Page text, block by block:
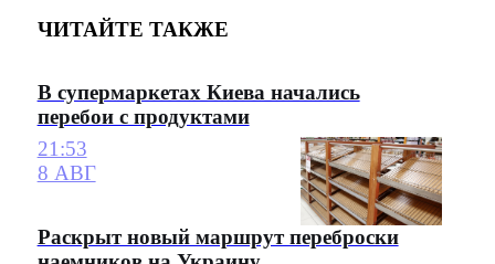
ЧИТАЙТЕ ТАКЖЕ
В супермаркетах Киева начались
перебои с продуктами
21:53
8 АВГ
Раскрыт новый маршрут переброски